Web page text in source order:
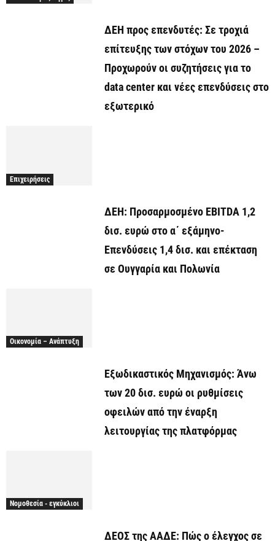
ΔΕΗ προς επενδυτές: Σε τροχιά
επίτευξης των στόχων του 2026 –
Προχωρούν οι συζητήσεις για το
data center και νέες επενδύσεις στο
εξωτερικό
Επιχειρήσεις
ΔΕΗ: Προσαρμοσμένο EBITDA 1,2
δισ. ευρώ στο α΄ εξάμηνο-
Επενδύσεις 1,4 δισ. και επέκταση
σε Ουγγαρία και Πολωνία
Οικονομία – Ανάπτυξη
Εξωδικαστικός Μηχανισμός: Άνω
των 20 δισ. ευρώ οι ρυθμίσεις
οφειλών από την έναρξη
λειτουργίας της πλατφόρμας
Νομοθεσία - εγκύκλιοι
ΔΕΟΣ της ΑΑΔΕ: Πώς ο έλεγχος σε